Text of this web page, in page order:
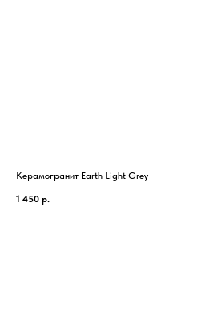
Керамогранит Earth Light Grey
1 450 р.